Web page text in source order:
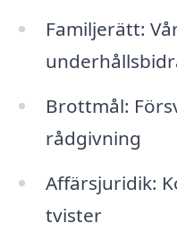
Familjerätt:
Brottmål:
rådgivning
Affärsjuridik:
tvister